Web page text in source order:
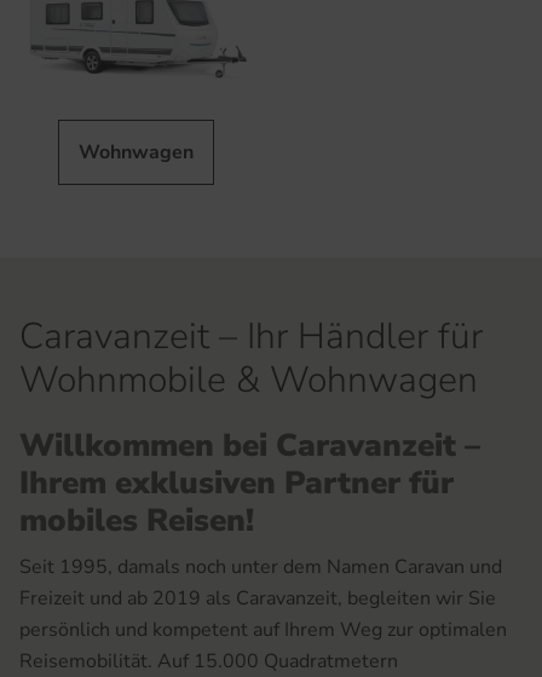
Wohnwagen
Caravanzeit – Ihr Händler für
Wohnmobile & Wohnwagen
Willkommen bei Caravanzeit –
Ihrem exklusiven Partner für
mobiles Reisen!
Seit 1995, damals noch unter dem Namen Caravan und
Freizeit und ab 2019 als Caravanzeit, begleiten wir Sie
persönlich und kompetent auf Ihrem Weg zur optimalen
Reisemobilität. Auf 15.000 Quadratmetern